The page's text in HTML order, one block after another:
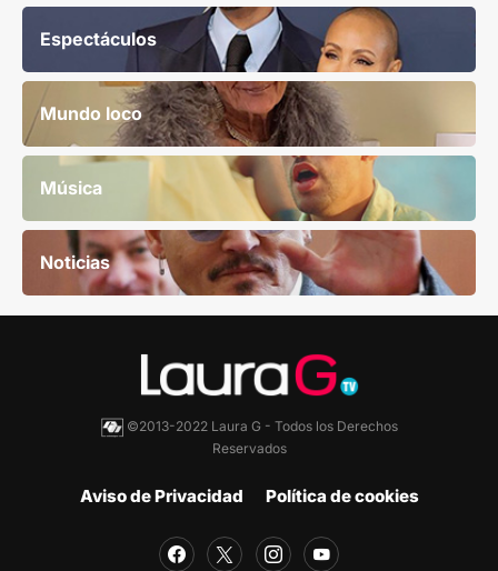
Espectáculos
Mundo loco
Música
Noticias
©2013-2022 Laura G - Todos los Derechos
Reservados
Aviso de Privacidad Política de cookies